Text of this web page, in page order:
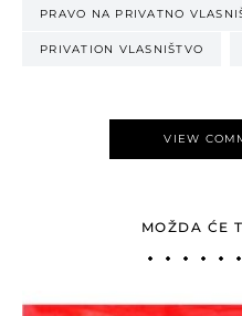
PRAVO NA PRIVATNO
PRIVATION VLASNIŠTVO
VIEW
MOŽDA ĆE